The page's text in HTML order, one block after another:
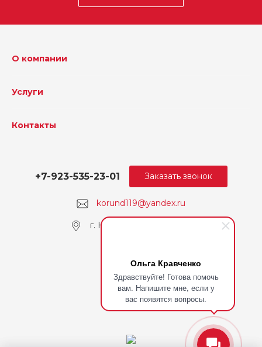
Ольга Кравченко
Здравствуйте! Готова помочь
вам. Напишите мне, если у
вас появятся вопросы.
О компании
Услуги
Контакты
korund119@yandex.ru
+7-923-535-23-01
г. Кемерово, пр. Ленина
Заказать звонок